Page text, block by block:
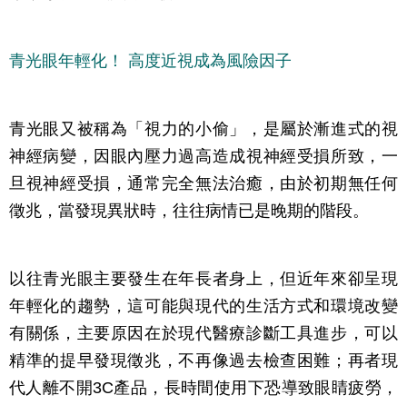
青光眼年輕化！ 高度近視成為風險因子
青光眼又被稱為「視力的小偷」，是屬於漸進式的視
神經病變，因眼內壓力過高造成視神經受損所致，一
旦視神經受損，通常完全無法治癒，由於初期無任何
徵兆，當發現異狀時，往往病情已是晚期的階段。
以往青光眼主要發生在年長者身上，但近年來卻呈現
年輕化的趨勢，這可能與現代的生活方式和環境改變
有關係，主要原因在於現代醫療診斷工具進步，可以
精準的提早發現徵兆，不再像過去檢查困難；再者現
代人離不開3C產品，長時間使用下恐導致眼睛疲勞，